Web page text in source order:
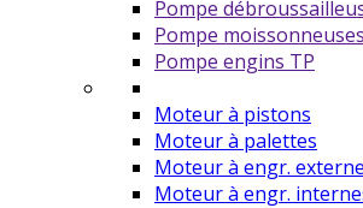
Pompe
Pompe moissonneuses
Pompe engins TP
Moteur à pistons
Moteur à palettes
Moteur à engr.
Moteur à engr.